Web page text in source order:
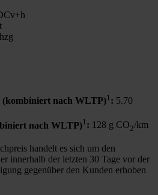
nach WLTP)1 : 5.70
nach WLTP)1 : 128 g CO2/km
handelt es sich um den
innerhalb der letzten 30 Tage vor der
gegenüber den Kunden erhoben